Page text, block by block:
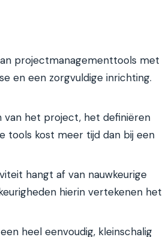
projectmanagementtools met
en een zorgvuldige inrichting.
van het project, het definiëren
tools kost meer tijd dan bij een
hangt af van nauwkeurige
hierin vertekenen het
heel eenvoudig, kleinschalig